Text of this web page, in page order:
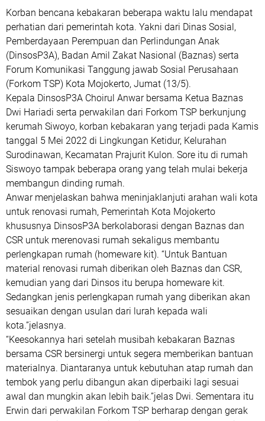
Korban bencana kebakaran beberapa waktu lalu mendapat
perhatian dari pemerintah kota. Yakni dari Dinas Sosial,
Pemberdayaan Perempuan dan Perlindungan Anak
(DinsosP3A), Badan Amil Zakat Nasional (Baznas) serta
Forum Komunikasi Tanggung jawab Sosial Perusahaan
(Forkom TSP) Kota Mojokerto, Jumat (13/5).
Kepala DinsosP3A Choirul Anwar bersama Ketua Baznas
Dwi Hariadi serta perwakilan dari Forkom TSP berkunjung
kerumah Siwoyo, korban kebakaran yang terjadi pada Kamis
tanggal 5 Mei 2022 di Lingkungan Ketidur, Kelurahan
Surodinawan, Kecamatan Prajurit Kulon. Sore itu di rumah
Siswoyo tampak beberapa orang yang telah mulai bekerja
membangun dinding rumah.
Anwar menjelaskan bahwa meninjaklanjuti arahan wali kota
untuk renovasi rumah, Pemerintah Kota Mojokerto
khususnya DinsosP3A berkolaborasi dengan Baznas dan
CSR untuk merenovasi rumah sekaligus membantu
perlengkapan rumah (homeware kit). “Untuk Bantuan
material renovasi rumah diberikan oleh Baznas dan CSR,
kemudian yang dari Dinsos itu berupa homeware kit.
Sedangkan jenis perlengkapan rumah yang diberikan akan
sesuaikan dengan usulan dari lurah kepada wali
kota.”jelasnya.
“Keesokannya hari setelah musibah kebakaran Baznas
bersama CSR bersinergi untuk segera memberikan bantuan
materialnya. Diantaranya untuk kebutuhan atap rumah dan
tembok yang perlu dibangun akan diperbaiki lagi sesuai
awal dan mungkin akan lebih baik.”jelas Dwi. Sementara itu
Erwin dari perwakilan Forkom TSP berharap dengan gerak